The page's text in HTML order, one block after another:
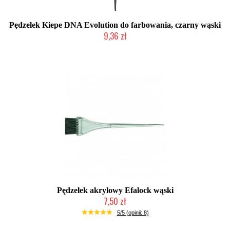
Pędzelek Kiepe DNA Evolution do farbowania, czarny wąski
9,36 zł
Pędzelek akrylowy Efalock wąski
7,50 zł
Duża ilość (wysyłka w 24h)
5/5 (opinii: 8)